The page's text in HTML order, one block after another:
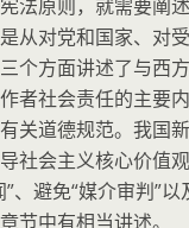
法原则，就需要阐
从对党和国家、对
个方面讲述了与西
者社会责任的主要
关道德规范。我国
社会主义核心价值
、避免“媒介审判”
节中有相当讲述。